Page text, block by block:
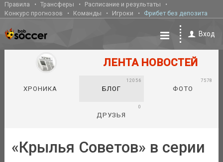
Правила Трансферы
Расписание и результаты
Конкурс прогнозов
Команды Игроки Фрибет без депозита
Вход
ЛЕНТА НОВОСТЕЙ
ХРОНИКА БЛОГ
12056
ФОТО
7578
ДРУЗЬЯ
0
«Крылья Советов» в серии